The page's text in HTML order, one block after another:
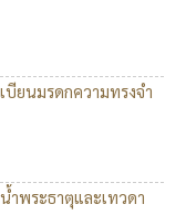
บียนมรดกความทรงจำ
ำพระธาตุและเทวดา